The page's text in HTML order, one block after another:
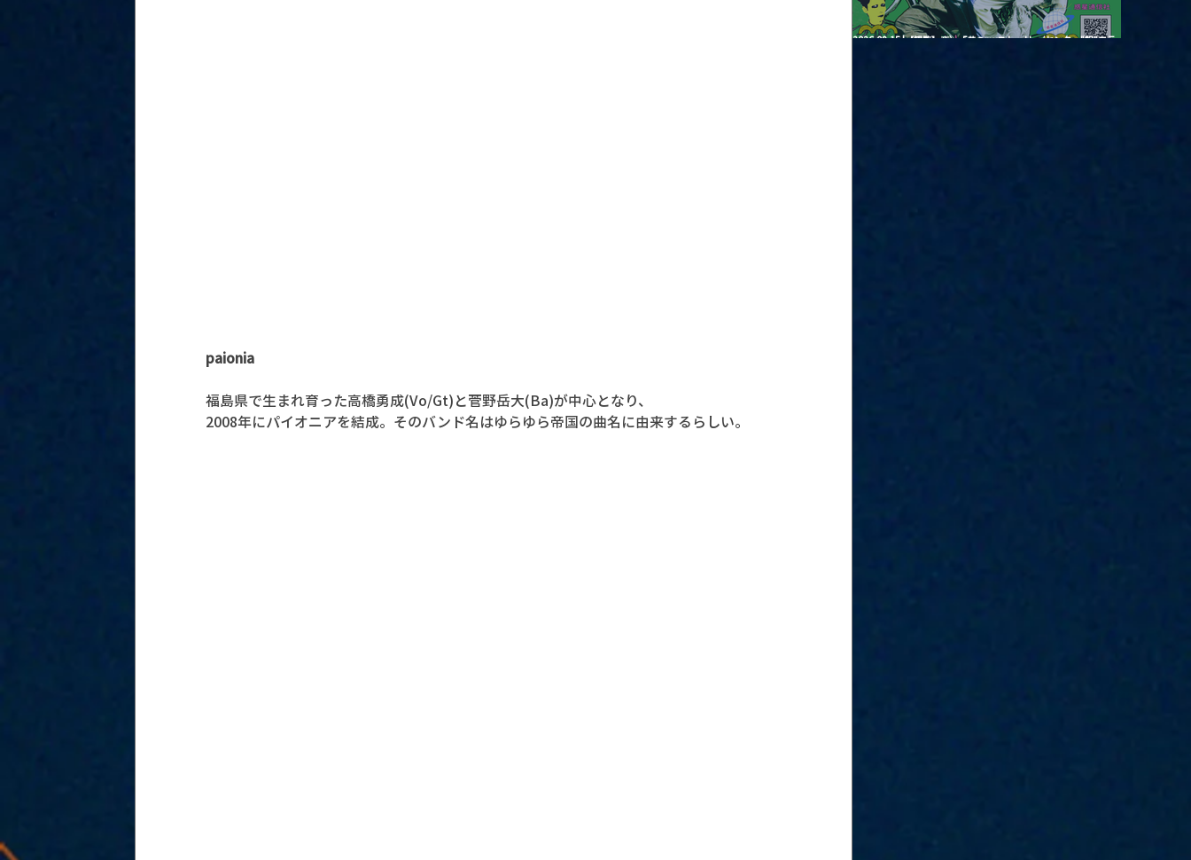
paionia
福島県で生まれ育った高橋勇成(Vo/Gt)と菅野岳大(Ba)が中心となり、
2008年にパイオニアを結成。そのバンド名はゆらゆら帝国の曲名に由来するらしい。
2026.08.15 |【観覧】夜）『巷のmyストーリー/センター"訳"フラ